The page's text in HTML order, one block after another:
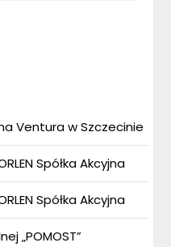
Ventura w Szczecinie
Spółka Akcyjna
Spółka Akcyjna
„POMOST”